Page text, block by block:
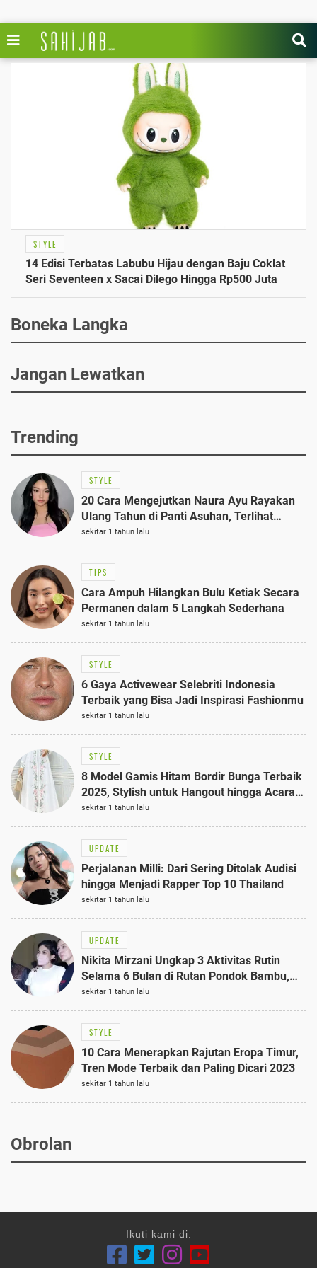
STYLE
14 Edisi Terbatas Labubu Hijau dengan Baju Coklat
Seri Seventeen x Sacai Dilego Hingga Rp500 Juta
Boneka Langka
Jangan Lewatkan
Trending
STYLE
20 Cara Mengejutkan Naura Ayu Rayakan
Ulang Tahun di Panti Asuhan, Terlihat
Anggun dengan Kaftan Cokelat
sekitar 1 tahun lalu
TIPS
Cara Ampuh Hilangkan Bulu Ketiak Secara
Permanen dalam 5 Langkah Sederhana
sekitar 1 tahun lalu
STYLE
6 Gaya Activewear Selebriti Indonesia
Terbaik yang Bisa Jadi Inspirasi Fashionmu
sekitar 1 tahun lalu
STYLE
8 Model Gamis Hitam Bordir Bunga Terbaik
2025, Stylish untuk Hangout hingga Acara
Semi-Formal
sekitar 1 tahun lalu
UPDATE
Perjalanan Milli: Dari Sering Ditolak Audisi
hingga Menjadi Rapper Top 10 Thailand
sekitar 1 tahun lalu
UPDATE
Nikita Mirzani Ungkap 3 Aktivitas Rutin
Selama 6 Bulan di Rutan Pondok Bambu,
Terungkap!
sekitar 1 tahun lalu
STYLE
10 Cara Menerapkan Rajutan Eropa Timur,
Tren Mode Terbaik dan Paling Dicari 2023
sekitar 1 tahun lalu
Obrolan
Ikuti kami di: